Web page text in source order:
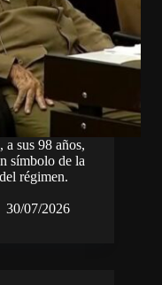
sus 98 años,
símbolo de la
régimen.
30/07/2026